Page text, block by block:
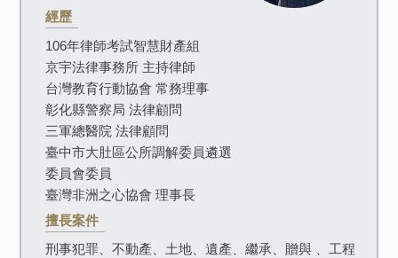
經歷
106年律師考試智慧財產組
京宇法律事務所 主持律師
台灣教育行動協會 常務理事
彰化縣警察局 法律顧問
三軍總醫院 法律顧問
臺中市大肚區公所調解委員遴選
委員會委員
臺灣非洲之心協會 理事長
擅長案件
刑事犯罪、不動產、土地、遺產、繼承、贈與 、工程